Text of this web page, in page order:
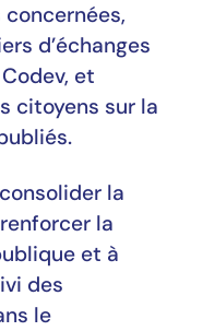
d’échanges
et
citoyens sur la
la
la
et à
des
le